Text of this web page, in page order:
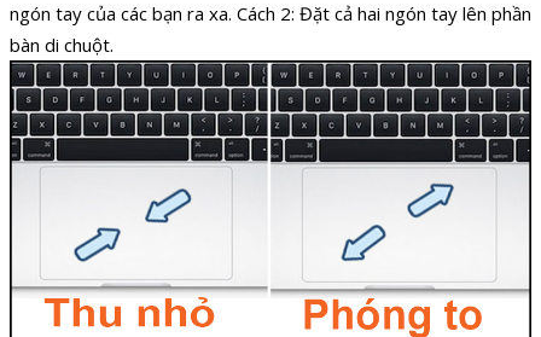
ngón tay của các bạn ra xa. Cách 2: Đặt cả hai ngón tay lên phần
bàn di chuột.